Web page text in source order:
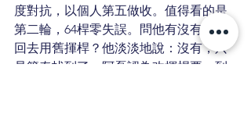
度對抗，以個人第五做收。值得看的是
第二輪，64桿零失誤。問他有沒有偷偷
回去用舊揮桿？他淡淡地說：沒有，只
是節奏找到了。阿磊認為改揮桿要一到